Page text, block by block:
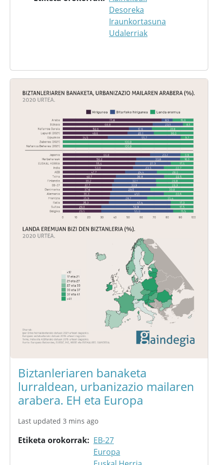
Desoreka
Iraunkortasuna
Udalerriak
Biztanleriaren banaketa
lurraldean, urbanizazio mailaren
arabera. EH eta Europa
Last updated 3 mins ago
Etiketa orokorrak
EB-27
Europa